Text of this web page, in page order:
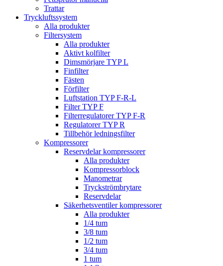
Trattar
Tryckluftssystem
Alla produkter
Filtersystem
Alla produkter
Aktivt kolfilter
Dimsmörjare TYP L
Finfilter
Fästen
Förfilter
Luftstation TYP F-R-L
Filter TYP F
Filterregulatorer TYP F-R
Regulatorer TYP R
Tillbehör ledningsfilter
Kompressorer
Reservdelar kompressorer
Alla produkter
Kompressorblock
Manometrar
Tryckströmbrytare
Reservdelar
Säkerhetsventiler kompressorer
Alla produkter
1/4 tum
3/8 tum
1/2 tum
3/4 tum
1 tum